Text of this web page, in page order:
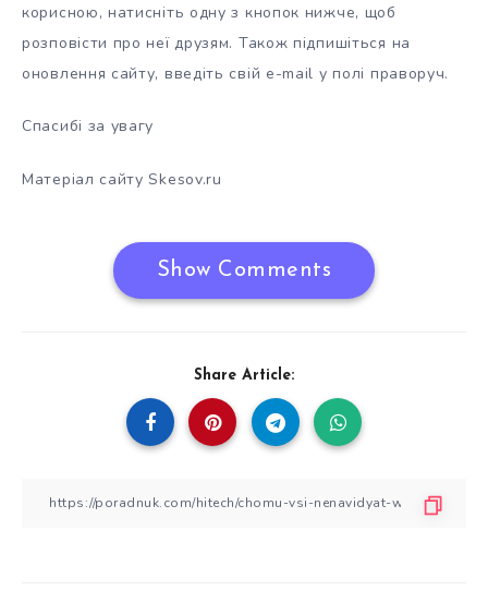
корисною, натисніть одну з кнопок нижче, щоб
розповісти про неї друзям. Також підпишіться на
оновлення сайту, введіть свій e-mail у полі праворуч.
Спасибі за увагу
Матеріал сайту Skesov.ru
Show Comments
Share Article: